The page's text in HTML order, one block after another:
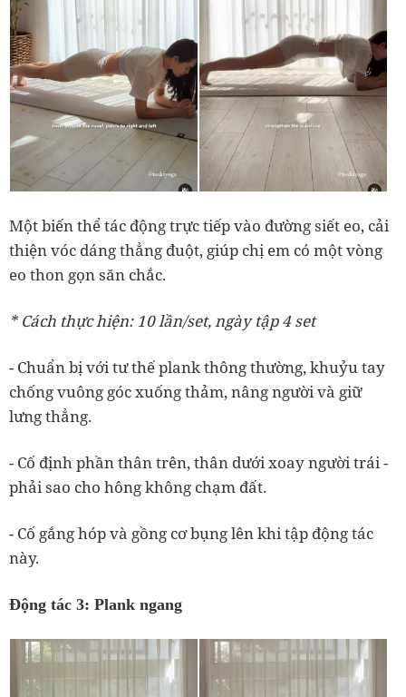
Một biến thể tác động trực tiếp vào đường siết eo, cải
thiện vóc dáng thẳng đuột, giúp chị em có một vòng
eo thon gọn săn chắc.
* Cách thực hiện: 10 lần/set, ngày tập 4 set
- Chuẩn bị với tư thế plank thông thường, khuỷu tay
chống vuông góc xuống thảm, nâng người và giữ
lưng thẳng.
- Cố định phần thân trên, thân dưới xoay người trái -
phải sao cho hông không chạm đất.
- Cố gắng hóp và gồng cơ bụng lên khi tập động tác
này.
Động tác 3: Plank ngang